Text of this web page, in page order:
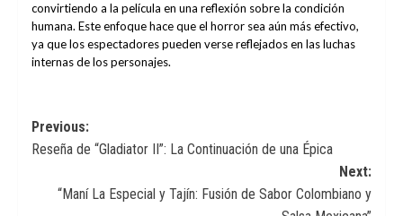
convirtiendo a la película en una reflexión sobre la condición
humana. Este enfoque hace que el horror sea aún más efectivo,
ya que los espectadores pueden verse reflejados en las luchas
internas de los personajes.
Post
navigation
Previous:
Reseña de “Gladiator II”: La Continuación de una Épica
Next:
“Maní La Especial y Tajín: Fusión de Sabor Colombiano y